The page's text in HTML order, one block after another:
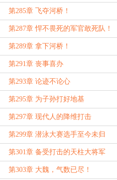
第285章 飞夺河桥！
第287章 悍不畏死的军官敢死队！
第289章 拿下河桥！
第291章 丧事喜办
第293章 论迹不论心
第295章 为子孙打好地基
第297章 现代人的降维打击
第299章 潜泳大赛选手至今未归
第301章 备受打击的天柱大将军
第303章 大魏，气数已尽！